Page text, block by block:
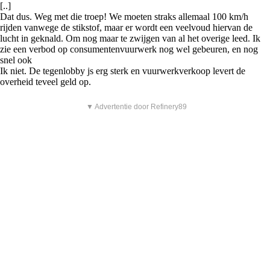
[..]
Dat dus. Weg met die troep! We moeten straks allemaal 100 km/h
rijden vanwege de stikstof, maar er wordt een veelvoud hiervan de
lucht in geknald. Om nog maar te zwijgen van al het overige leed. Ik
zie een verbod op consumentenvuurwerk nog wel gebeuren, en nog
snel ook
Ik niet. De tegenlobby js erg sterk en vuurwerkverkoop levert de
overheid teveel geld op.
▼ Advertentie door Refinery89